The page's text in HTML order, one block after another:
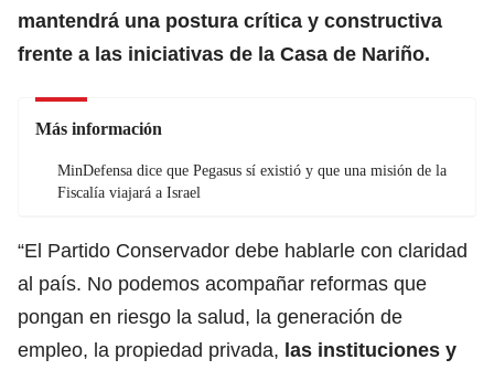
mantendrá una postura crítica y constructiva
frente a las iniciativas de la Casa de Nariño.
Más información
MinDefensa dice que Pegasus sí existió y que una misión de la
Fiscalía viajará a Israel
“El Partido Conservador debe hablarle con claridad
al país. No podemos acompañar reformas que
pongan en riesgo la salud, la generación de
empleo, la propiedad privada, las instituciones y